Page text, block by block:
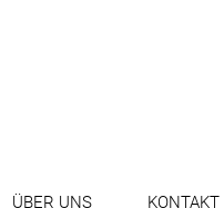
ÜBER UNS KONTAKT